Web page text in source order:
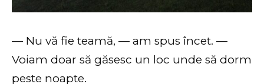
— Nu vă fie teamă, — am spus încet. —
Voiam doar să găsesc un loc unde să dorm
peste noapte.